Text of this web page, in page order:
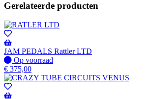
Gerelateerde producten
JAM PEDALS Rattler LTD
Op
voorraad
Op voorraad
€ 375,00